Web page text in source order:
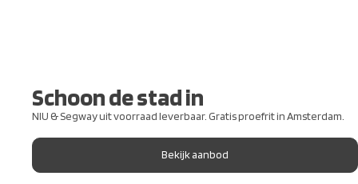
Schoon de stad in
NIU & Segway uit voorraad leverbaar. Gratis proefrit in Amsterdam.
Bekijk aanbod